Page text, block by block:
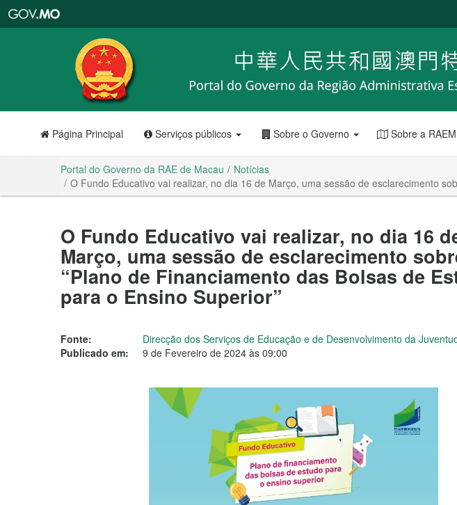
RAE
de
Macau
Página Principal Serviços públicos Sobre o Governo Sobre a RAEM
Portal do Governo da RAE de Macau
Notícias
O Fundo Educativo vai realizar, no dia 16 de Março, uma sessão de esclarecimento
O Fundo Educativo vai realizar, no dia 16
Março, uma sessão de esclarecimento
“Plano de Financiamento das Bolsas de
para o Ensino Superior”
Fonte:
Direcção dos Serviços de Educação e de Desenvolvimento da
Publicado em:
9 de Fevereiro de 2024 às 09:00